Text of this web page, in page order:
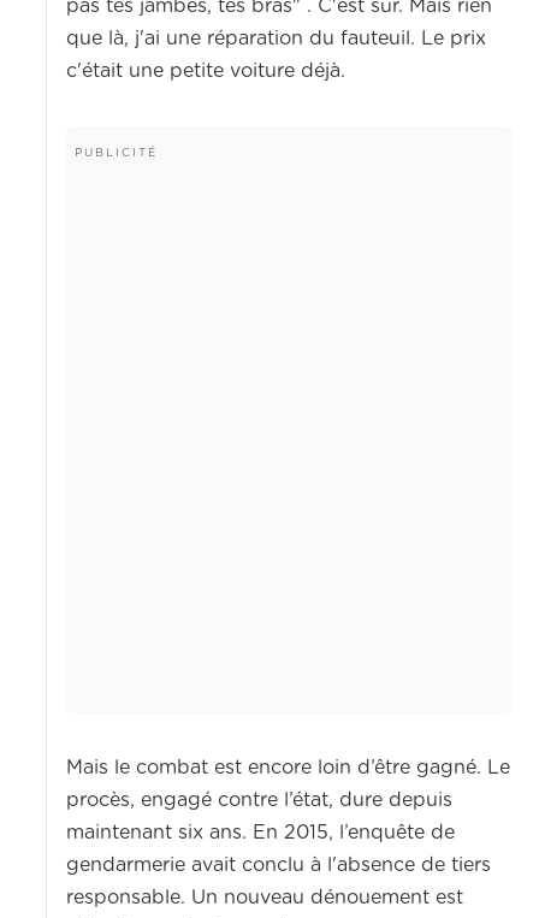
pas tes jambes, tes bras" . C'est sûr. Mais rien
que là, j'ai une réparation du fauteuil. Le prix
c'était une petite voiture déjà.
Mais le combat est encore loin d’être gagné. Le
procès, engagé contre l’état, dure depuis
maintenant six ans. En 2015, l’enquête de
gendarmerie avait conclu à l'absence de tiers
responsable. Un nouveau dénouement est